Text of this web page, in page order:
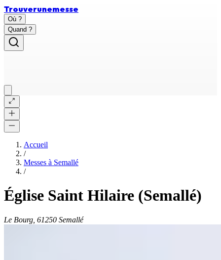
Trouverunemesse
Où ?
Quand ?
Accueil
/
Messes à Semallé
/
Église Saint Hilaire (Semallé)
Le Bourg, 61250 Semallé